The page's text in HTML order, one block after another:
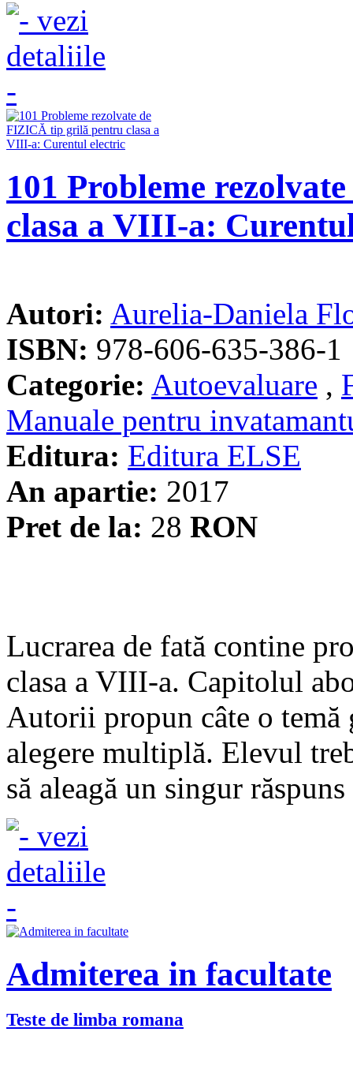
101 Probleme
clasa a VIII-a:
Autori: Aurelia-Daniela
ISBN: 978-606-635-386-1
Categorie: Autoevaluare ,
Manuale pentru
Editura: Editura ELSE
An apartie: 2017
Pret de la: 28 RON
Lucrarea de fată contine
clasa a VIII-a. Capitolul
Autorii propun câte o temă
alegere multiplă. Elevul
să aleagă un singur
Admiterea in facultate
Teste de limba romana